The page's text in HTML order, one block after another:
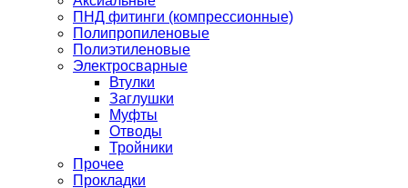
ПНД фитинги (компрессионные)
Полипропиленовые
Полиэтиленовые
Электросварные
Втулки
Заглушки
Муфты
Отводы
Тройники
Прочее
Прокладки